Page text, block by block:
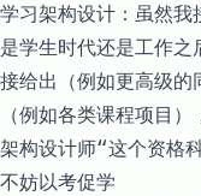
学习架构设计：虽然我
是学生时代还是工作
接给出（例如更高级的
（例如各类课程项目
架构设计师“这个资格
不妨以考促学